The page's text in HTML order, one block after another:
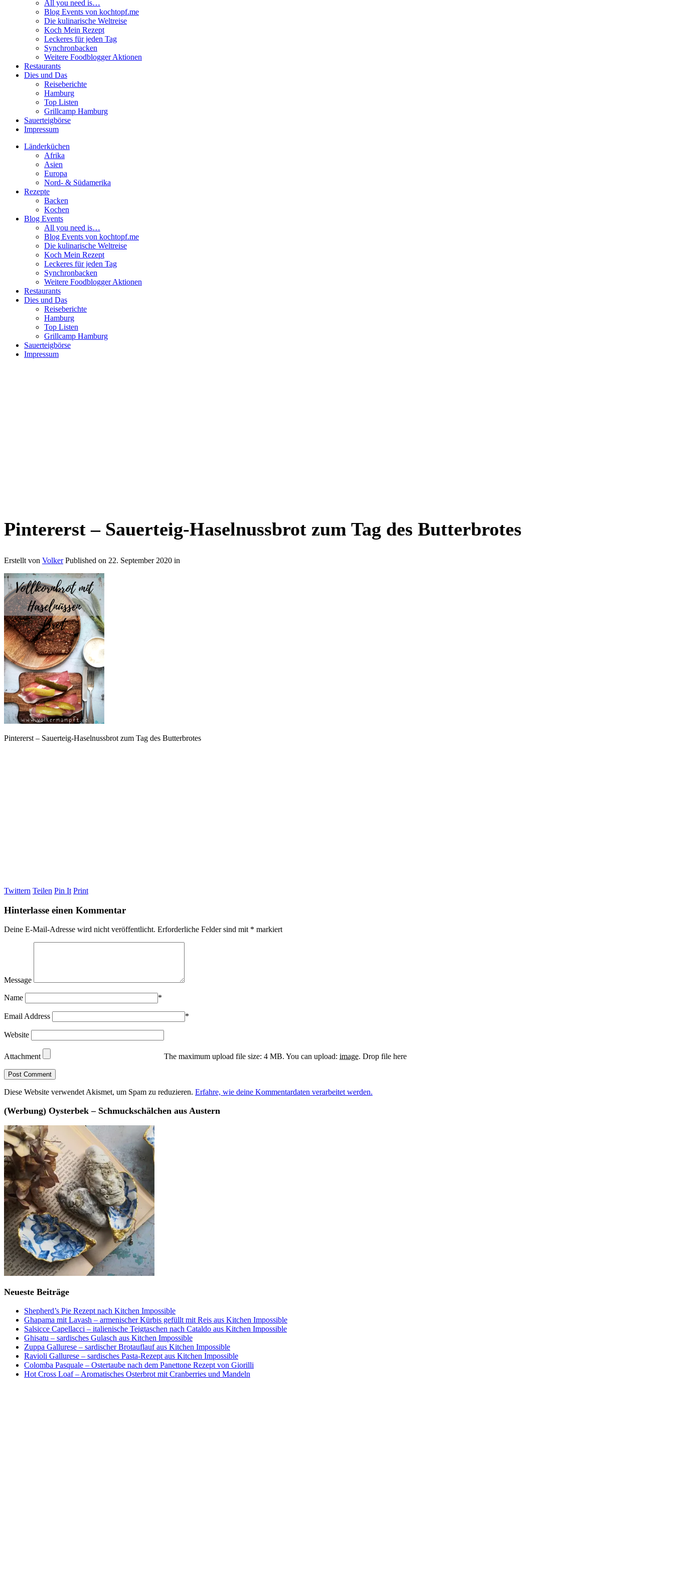
All you need is…
Blog Events von kochtopf.me
Die kulinarische Weltreise
Koch Mein Rezept
Leckeres für jeden Tag
Synchronbacken
Weitere Foodblogger Aktionen
Restaurants
Dies und Das
Reiseberichte
Hamburg
Top Listen
Grillcamp Hamburg
Sauerteigbörse
Impressum
Länderküchen
Afrika
Asien
Europa
Nord- & Südamerika
Rezepte
Backen
Kochen
Blog Events
All you need is…
Blog Events von kochtopf.me
Die kulinarische Weltreise
Koch Mein Rezept
Leckeres für jeden Tag
Synchronbacken
Weitere Foodblogger Aktionen
Restaurants
Dies und Das
Reiseberichte
Hamburg
Top Listen
Grillcamp Hamburg
Sauerteigbörse
Impressum
Pintererst – Sauerteig-Haselnussbrot zum Tag des Butterbrotes
Erstellt von Volker Published on 22. September 2020 in
Pintererst – Sauerteig-Haselnussbrot zum Tag des Butterbrotes
Twittern Teilen Pin It Print
Hinterlasse einen Kommentar
Deine E-Mail-Adresse wird nicht veröffentlicht. Erforderliche Felder sind mit * markiert
Message
Name *
Email Address *
Website
Attachment The maximum upload file size: 4 MB. You can upload: image. Drop file here
Diese Website verwendet Akismet, um Spam zu reduzieren. Erfahre, wie deine Kommentardaten verarbeitet werden.
(Werbung) Oysterbek – Schmuckschälchen aus Austern
Neueste Beiträge
Shepherd’s Pie Rezept nach Kitchen Impossible
Ghapama mit Lavash – armenischer Kürbis gefüllt mit Reis aus Kitchen Impossible
Salsicce Capellacci – italienische Teigtaschen nach Cataldo aus Kitchen Impossible
Ghisatu – sardisches Gulasch aus Kitchen Impossible
Zuppa Gallurese – sardischer Brotauflauf aus Kitchen Impossible
Ravioli Gallurese – sardisches Pasta-Rezept aus Kitchen Impossible
Colomba Pasquale – Ostertaube nach dem Panettone Rezept von Giorilli
Hot Cross Loaf – Aromatisches Osterbrot mit Cranberries und Mandeln